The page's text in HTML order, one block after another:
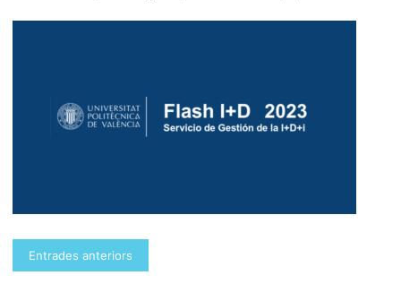
Navegació
d'entrades
Entrades anteriors